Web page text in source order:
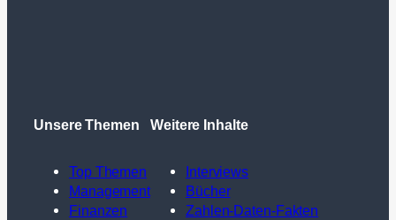
Unsere Themen
Top Themen
Management
Finanzen
Weitere Inhalte
Interviews
Bücher
Zahlen-Daten-Fakten